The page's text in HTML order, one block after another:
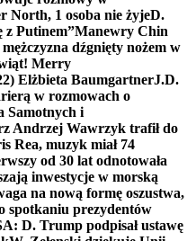
North, 1 osoba nie żyjeD.
z Putinem”Manewry Chin
dźgnięty nożem w
Merry
Elżbieta BaumgartnerJ.D.
w rozmowach o
Samotnych i
Andrzej Wawrzyk trafił do
Rea, muzyk miał 74
od 30 lat odnotowała
inwestycje w morską
na nową formę oszustwa,
spotkaniu prezydentów
D. Trump podpisał ustawę